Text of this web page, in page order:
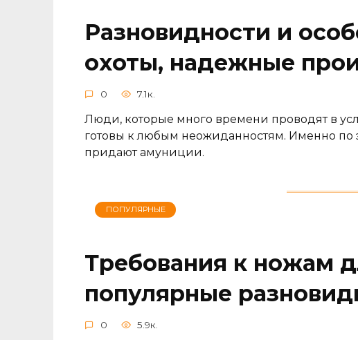
Разновидности и
охоты, надежные
0 7.1к.
Люди, которые много времени проводят в
готовы к любым неожиданностям. Именно по
придают амуниции.
ПОПУЛЯРНЫЕ
Требования к ножам
популярные
0 5.9к.